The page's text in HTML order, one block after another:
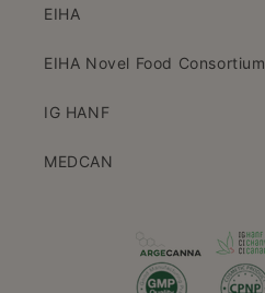
EIHA
EIHA Novel Food Consortium
IG HANF
MEDCAN